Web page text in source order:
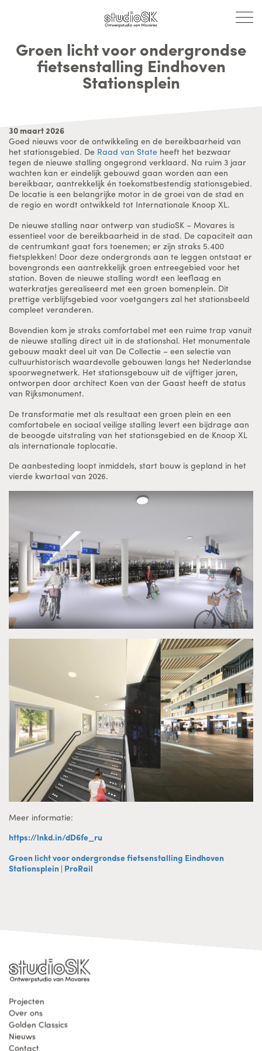
Groen licht voor ondergrondse
fietsenstalling Eindhoven
Stationsplein
30 maart 2026
Goed nieuws voor de ontwikkeling en de bereikbaarheid van
het stationsgebied. De Raad van State heeft het bezwaar
tegen de nieuwe stalling ongegrond verklaard. Na ruim 3 jaar
wachten kan er eindelijk gebouwd gaan worden aan een
bereikbaar, aantrekkelijk én toekomstbestendig stationsgebied.
De locatie is een belangrijke motor in de groei van de stad en
de regio en wordt ontwikkeld tot Internationale Knoop XL.
De nieuwe stalling naar ontwerp van studioSK – Movares is
essentieel voor de bereikbaarheid in de stad. De capaciteit aan
de centrumkant gaat fors toenemen; er zijn straks 5.400
fietsplekken! Door deze ondergronds aan te leggen ontstaat er
bovengronds een aantrekkelijk groen entreegebied voor het
station. Boven de nieuwe stalling wordt een leeflaag en
waterkratjes gerealiseerd met een groen bomenplein. Dit
prettige verblijfsgebied voor voetgangers zal het stationsbeeld
compleet veranderen.
Bovendien kom je straks comfortabel met een ruime trap vanuit
de nieuwe stalling direct uit in de stationshal. Het monumentale
gebouw maakt deel uit van De Collectie – een selectie van
cultuurhistorisch waardevolle gebouwen langs het Nederlandse
spoorwegnetwerk. Het stationsgebouw uit de vijftiger jaren,
ontworpen door architect Koen van der Gaast heeft de status
van Rijksmonument.
De transformatie met als resultaat een groen plein en een
comfortabele en sociaal veilige stalling levert een bijdrage aan
de beoogde uitstraling van het stationsgebied en de Knoop XL
als internationale toplocatie.
De aanbesteding loopt inmiddels, start bouw is gepland in het
vierde kwartaal van 2026.
Meer informatie:
https://lnkd.in/dD6fe_ru
Groen licht voor ondergrondse fietsenstalling Eindhoven
Stationsplein | ProRail
Projecten
Over ons
Golden Classics
Nieuws
Contact